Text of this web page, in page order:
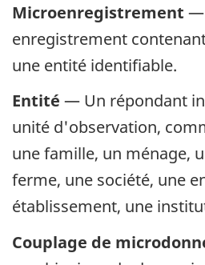
Microenregistrement —
enregistrement
une entité identifiable.
Entité — Un répondant
unité d'observation,
une famille, un ménage,
ferme, une société, une
établissement, une
Couplage de